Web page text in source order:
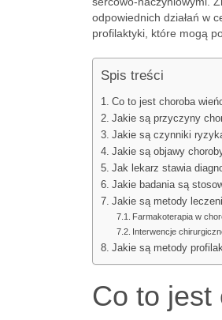
odpowiednich działań w
profilaktyki, które mogą
Spis treści
Co to jest choroba
Jakie są przyczyny
Jakie są czynniki
Jakie są objawy
Jak lekarz stawia
Jakie badania są
Jakie są metody
Farmakoterapia w
Interwencje
Jakie są metody
Co to jest